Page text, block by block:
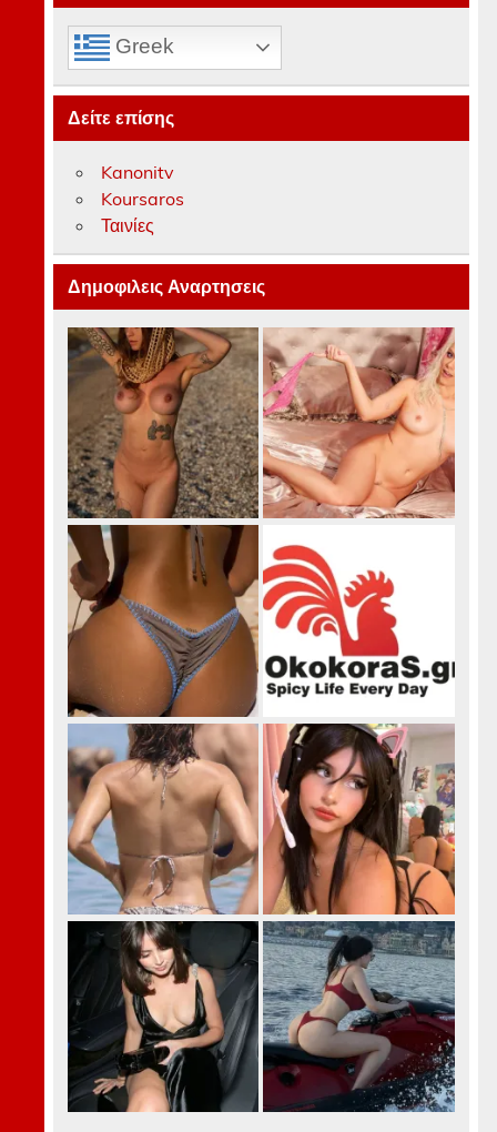
Greek
Δείτε επίσης
Kanonitv
Koursaros
Ταινίες
Δημοφιλεις Αναρτησεις